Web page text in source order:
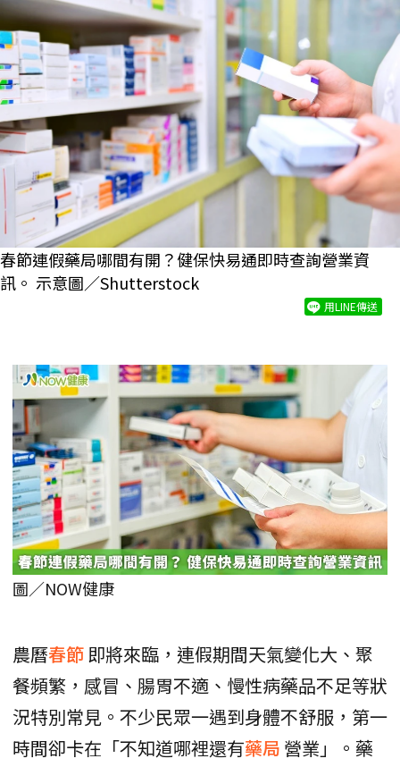
春節連假藥局哪間有開？健保快易通即時查詢營業資
訊。 示意圖／Shutterstock
用LINE傳送
圖／NOW健康
農曆春節即將來臨，連假期間天氣變化大、聚
餐頻繁，感冒、腸胃不適、慢性病藥品不足等狀
況特別常見。不少民眾一遇到身體不舒服，第一
時間卻卡在「不知道哪裡還有藥局 營業」。藥